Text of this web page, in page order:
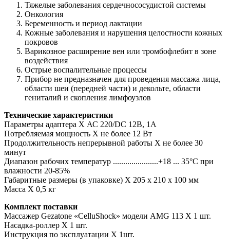
Тяжелые заболевания сердечнососудистой системы
Онкология
Беременность и период лактации
Кожные заболевания и нарушения целостности кожных
покровов
Варикозное расширение вен или тромбофлебит в зоне
воздействия
Острые воспалительные процессы
Прибор не предназначен для проведения массажа лица,
области шеи (передней части) и декольте, области
гениталий и скопления лимфоузлов
Технические характеристики
Параметры адаптера X АС 220/DC 12В, 1А
Потребляемая мощность X не более 12 Вт
Продолжительность непрерывной работы X не более 30
минут
Диапазон рабочих температур ......................+18 ... 35°С при
влажности 20-85%
Габаритные размеры (в упаковке) X 205 х 210 х 100 мм
Масса X 0,5 кг
Комплект поставки
Массажер Gezatone «CelluShock» модели AMG 113 X 1 шт.
Насадка-роллер X 1 шт.
Инструкция по эксплуатации X 1шт.